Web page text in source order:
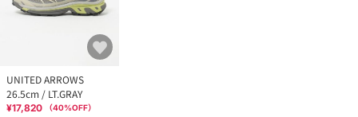
UNITED ARROWS
26.5cm / LT.GRAY
¥17,820 （40%OFF）